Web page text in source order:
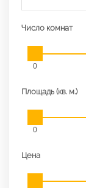
Число комнат
0
Площадь (кв. м.)
0
Цена